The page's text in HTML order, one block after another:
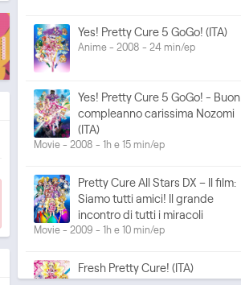
Yes! Pretty Cure 5 GoGo! (ITA)
Anime - 2008 - 24 min/ep
Yes! Pretty Cure 5 GoGo! - Buon
compleanno carissima Nozomi
(ITA)
Movie - 2008 - 1h e 15 min/ep
Pretty Cure All Stars DX – Il film:
Siamo tutti amici! Il grande
incontro di tutti i miracoli
Movie - 2009 - 1h e 10 min/ep
Fresh Pretty Cure! (ITA)